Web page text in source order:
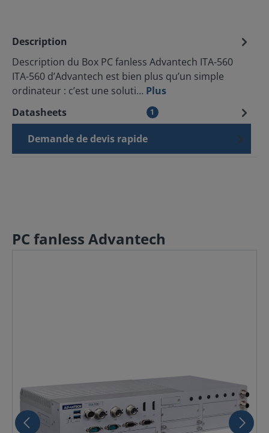
Description
Description du Box PC fanless Advantech ITA-560
ITA-560 d’Advantech est bien plus qu’un simple
ordinateur : c’est une soluti… Plus
Datasheets
1
Demande de devis rapide
PC fanless Advantech